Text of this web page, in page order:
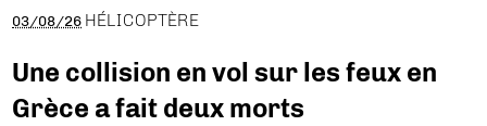
03/08/26 HÉLICOPTÈRE
Une collision en vol sur les feux en
Grèce a fait deux morts